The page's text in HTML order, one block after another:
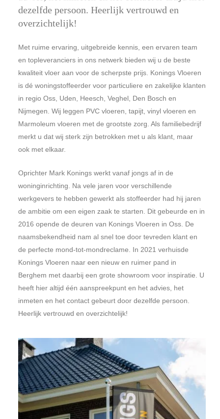
dezelfde persoon. Heerlijk vertrouwd en
overzichtelijk!
Met ruime ervaring, uitgebreide kennis, een ervaren team
en topleveranciers in ons netwerk bieden wij u de beste
kwaliteit vloer aan voor de scherpste prijs. Konings Vloeren
is dé woningstoffeerder voor particuliere en zakelijke klanten
in regio Oss, Uden, Heesch, Veghel, Den Bosch en
Nijmegen. Wij leggen PVC vloeren, tapijt, vinyl vloeren en
Marmoleum vloeren met de grootste zorg. Als familiebedrijf
merkt u dat wij sterk zijn betrokken met u als klant, maar
ook met elkaar.
Oprichter Mark Konings werkt vanaf jongs af in de
woninginrichting. Na vele jaren voor verschillende
werkgevers te hebben gewerkt als stoffeerder had hij jaren
de ambitie om een eigen zaak te starten. Dit gebeurde en in
2016 opende de deuren van Konings Vloeren in Oss. De
naamsbekendheid nam al snel toe door tevreden klant en
de perfecte mond-tot-mondreclame. In 2021 verhuisde
Konings Vloeren naar een nieuw en ruimer pand in
Berghem met daarbij een grote showroom voor inspiratie. U
heeft hier altijd één aanspreekpunt en het advies, het
inmeten en het contact gebeurt door dezelfde persoon.
Heerlijk vertrouwd en overzichtelijk!